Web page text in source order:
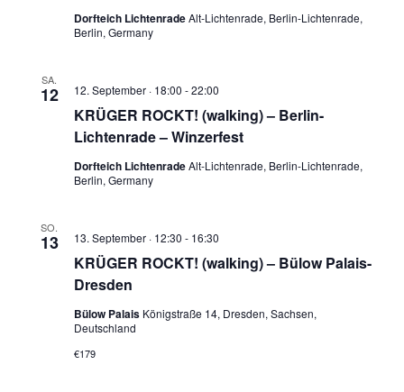
Dorfteich LichtenradeAlt-Lichtenrade, Berlin-Lichtenrade,
Berlin, Germany
SA.
12
KRÜGER ROCKT! (walking) – Berlin-
Lichtenrade – Winzerfest
12. September · 18:00 -22:00
Dorfteich LichtenradeAlt-Lichtenrade, Berlin-Lichtenrade,
Berlin, Germany
SO.
13
KRÜGER ROCKT! (walking) – Bülow Palais-
Dresden
13. September · 12:30 - 16:30
Bülow Palais Königstraße 14, Dresden, Sachsen,
Deutschland
€179